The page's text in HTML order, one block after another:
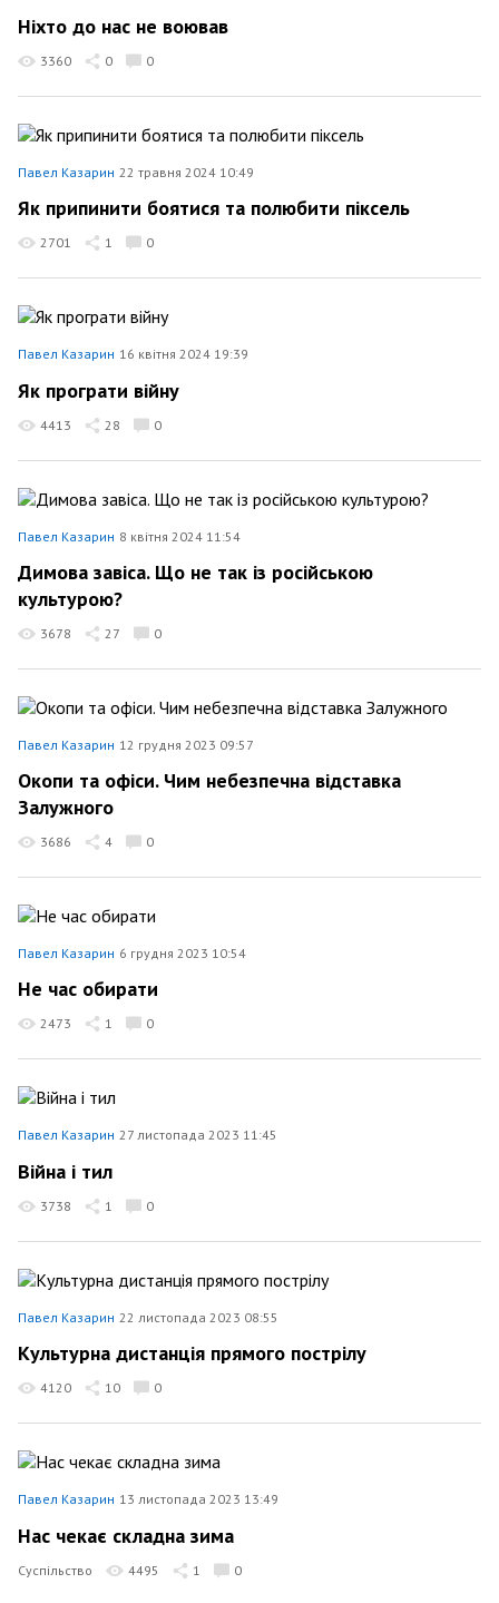
Ніхто до нас не воював
3360 0 0
Павел Казарин 22 травня 2024 10:49
Як припинити боятися та полюбити піксель
2701 1 0
Павел Казарин 16 квітня 2024 19:39
Як програти війну
4413 28 0
Павел Казарин 8 квітня 2024 11:54
Димова завіса. Що не так із російською
культурою?
3678 27 0
Павел Казарин 12 грудня 2023 09:57
Окопи та офіси. Чим небезпечна відставка
Залужного
3686 4 0
Павел Казарин 6 грудня 2023 10:54
Не час обирати
2473 1 0
Павел Казарин 27 листопада 2023 11:45
Війна і тил
3738 1 0
Павел Казарин 22 листопада 2023 08:55
Культурна дистанція прямого пострілу
4120 10 0
Павел Казарин 13 листопада 2023 13:49
Нас чекає складна зима
Суспільство 4495 1 0